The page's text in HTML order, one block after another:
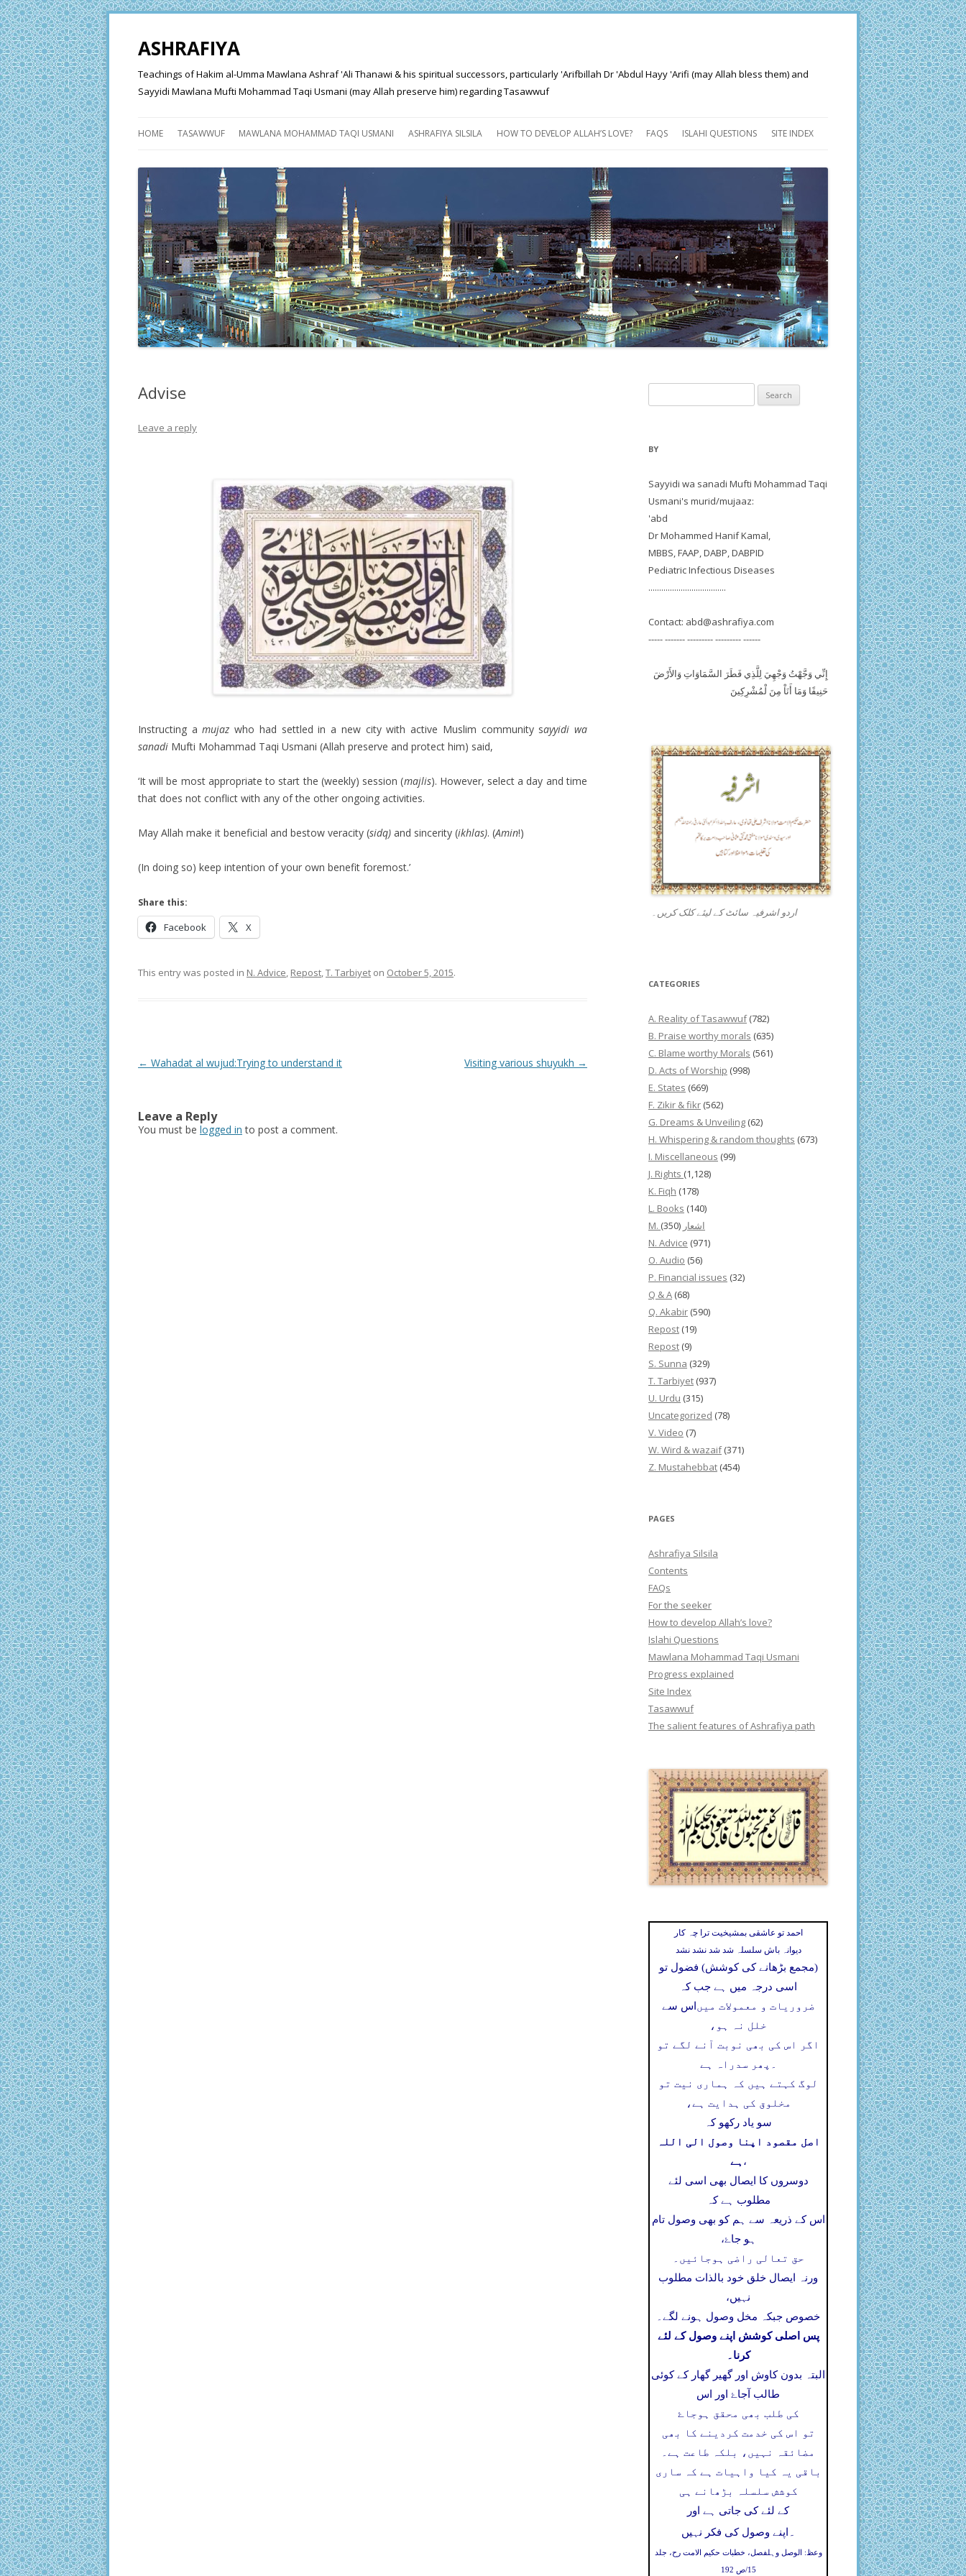
ASHRAFIYA
Teachings of Hakim al-Umma Mawlana Ashraf 'Ali Thanawi & his spiritual successors, particularly 'Arifbillah Dr 'Abdul Hayy 'Arifi (may Allah bless them) and
Sayyidi Mawlana Mufti Mohammad Taqi Usmani (may Allah preserve him) regarding Tasawwuf
HOME TASAWWUF MAWLANA MOHAMMAD TAQI USMANI ASHRAFIYA SILSILA
FOR THE SEEKER
PROGRESS EXPLAINED
HOW TO DEVELOP ALLAH’S LOVE? FAQS ISLAHI QUESTIONS SITE INDEX
Advise
Leave a reply
Instructing amujaz who had settled in a new city with active Muslim community sayyidi wa
sanadi Mufti Mohammad Taqi Usmani (Allah preserve and protect him) said,
‘It will be most appropriate to start the (weekly) session (majlis). However, select a day and time
that does not conflict with any of the other ongoing activities.
May Allah make it beneficial and bestow veracity (sidq) and sincerity (ikhlas). (Amin!)
(In doing so) keep intention of your own benefit foremost.’
Share this:
Facebook X
This entry was posted in N. Advice, Repost,T. Tarbiyet on October 5, 2015.
Post
← Wahadat al wujud:Trying to understand it Visiting various shuyukh →
Leave a Reply
You must be logged in to post a comment.
for:
BY
Sayyidi wa sanadi Mufti Mohammad Taqi
Usmani's murid/mujaaz:
'abd
Dr Mohammed Hanif Kamal,
MBBS, FAAP, DABP, DABPID
Pediatric Infectious Diseases
....................................
Contact: abd@ashrafiya.com
----- ------- --------- --------- ------
إِنِّي وَجَّهْتُ وَجْهِيَ لِلَّذِي فَطَرَ السَّمَاوَاتِ وَالأَرْضَ
حَنِيفًا وَمَا أَنَاْ مِنَ لْمُشْرِكِينَ
اردو اشرفیہ سائٹ کے لیئے کلک کریں۔
CATEGORIES
A. Reality of Tasawwuf(782)
B. Praise worthy morals (635)
C. Blame worthy Morals (561)
D. Acts of Worship (998)
E. States (669)
F. Zikir & fikr (562)
G. Dreams & Unveiling (62)
H. Whispering & random thoughts (673)
I. Miscellaneous (99)
J. Rights (1,128)
K. Fiqh (178)
L. Books (140)
M. اشعار (350)
N. Advice (971)
O. Audio (56)
P. Financial issues (32)
Q & A (68)
Q. Akabir (590)
Repost (19)
Repost (9)
S. Sunna (329)
T. Tarbiyet (937)
U. Urdu (315)
Uncategorized (78)
V. Video (7)
W. Wird & wazaif(371)
Z. Mustahebbat (454)
PAGES
Ashrafiya Silsila
Contents
FAQs
For the seeker
How to develop Allah’s love?
Islahi Questions
Mawlana Mohammad Taqi Usmani
Progress explained
Site Index
Tasawwuf
The salient features of Ashrafiya path
احمد تو عاشقی بمشیخیت ترا چہ کار
دیوانہ باش سلسلہ شد شد نشد نشد
(مجمع بڑھانے کی کوشش) فضول تو
اسی درجہ میں ہے جب کہ
اس سے ضروریات و معمولات میں
خلل نہ ہو،
اگر اس کی بھی نوبت آنے لگے تو
پھر سدراہ ہے ۔
لوگ کہتے ہیں کہ ہماری نیت تو
مخلوق کی ہدایت ہے،
سو یاد رکھو کہ
اصل مقصود اپنا وصول الی اللہ
ہے ،
دوسروں کا ایصال بھی اسی لئے
مطلوب ہے کہ
اس کے ذریعہ سے ہم کو بھی وصول تام
ہو جاۓ،
حق تعالی راضی ہوجائیں۔
ورنہ ایصال خلق خود بالذات مطلوب
نہیں،
خصوص جبکہ مخل وصول ہونے لگے۔
پس اصلی کوشش اپنے وصول کے لئے
کرنا۔
البتہ بدون کاوش اور گھیر گھار کے کوئی
طالب آجاۓ اور اس
کی طلب بھی محقق ہوجاۓ
تو اس کی خدمت کردینے کا بھی
مضائقہ نہیں، بلکہ طاعت ہے۔
باقی یہ کیا واہیات ہے کہ ساری
کوشش سلسلہ بڑھانے ہی
کے لئے کی جاتی ہے اور
اپنے وصول کی فکر نہیں ۔
وعظ: الوصل وہلفصل، خطبات حکیم الامت رح، جلد
15/ص 192